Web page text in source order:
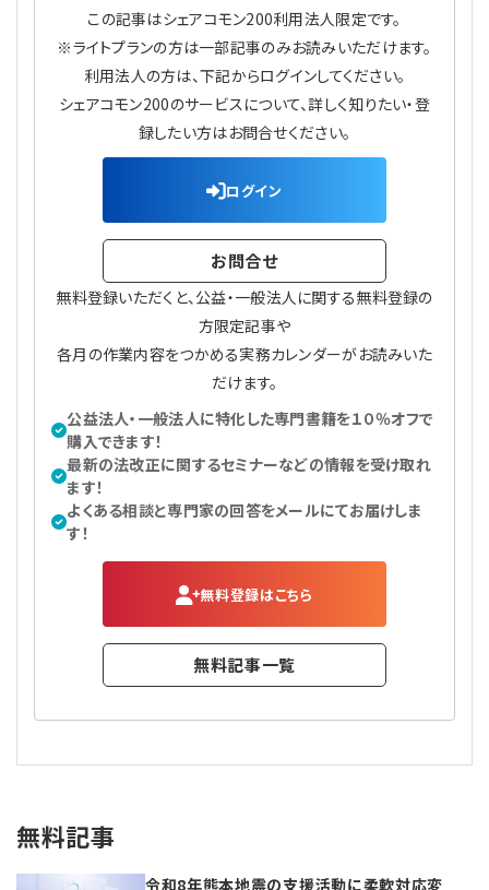
【連載】悩みと向き合う経営学
【連載】非営利法人AtoZei
【連載】労務管理の歩き方
【連載】AI活用のすすめ
【連載】IT実務一問一答
この記事はシェアコモン200利用法人限定です。
※ライトプランの方は一部記事のみお読みいただけます。
利用法人の方は、下記からログインしてください。
シェアコモン200のサービスについて、詳しく知りたい・登
録したい方はお問合せください。
ログイン
お問合せ
無料登録いただくと、公益・一般法人に関する無料登録の
方限定記事や
各月の作業内容をつかめる実務カレンダーがお読みいた
だけます。
公益法人・一般法人に特化した専門書籍を１０％オフで
購入できます！
最新の法改正に関するセミナーなどの情報を受け取れ
ます！
よくある相談と専門家の回答をメールにてお届けしま
す！
無料登録はこちら
無料記事一覧
無料記事
令和8年熊本地震の支援活動に柔軟対応変